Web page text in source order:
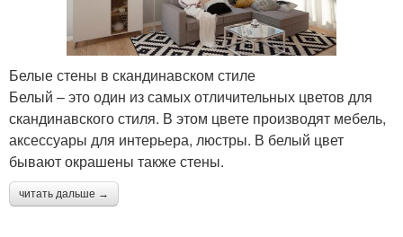
Белые стены в скандинавском стиле
Белый – это один из самых отличительных цветов для
скандинавского стиля. В этом цвете производят мебель,
аксессуары для интерьера, люстры. В белый цвет
бывают окрашены также стены.
читать дальше →